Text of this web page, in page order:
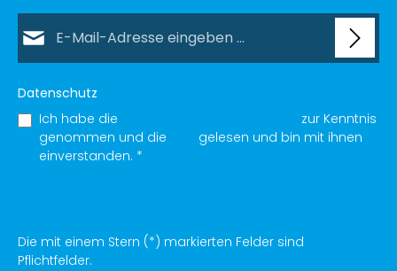
Datenschutz
Ich habe die
zur Kenntnis
genommen und die
gelesen und bin mit ihnen
einverstanden. *
Die mit einem Stern (*) markierten Felder sind
Pflichtfelder.